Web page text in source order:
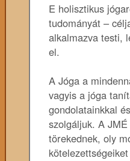
E holisztikus
tudományát –
alkalmazva testi,
el.
A Jóga a
vagyis a jóga
gondolatainkkal
szolgáljuk. A
törekednek, oly